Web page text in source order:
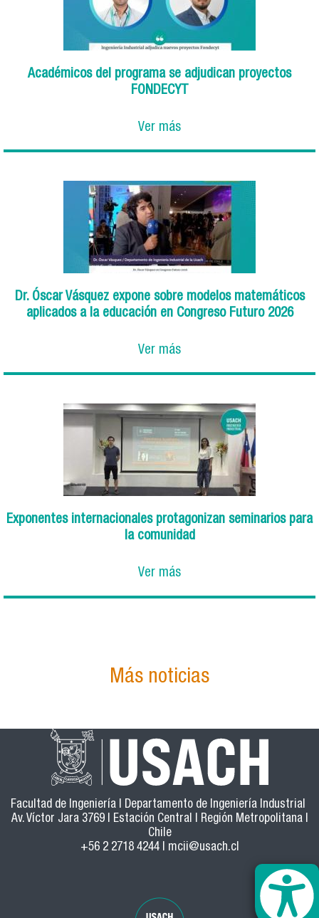
Académicos del programa se adjudican proyectos
FONDECYT
Ver más
Dr. Óscar Vásquez expone sobre modelos matemáticos
aplicados a la educación en Congreso Futuro 2026
Ver más
Exponentes internacionales protagonizan seminarios para
la comunidad
Ver más
Más noticias
Facultad de Ingeniería | Departamento de Ingeniería Industrial
Av. Víctor Jara 3769 | Estación Central | Región Metropolitana |
Chile
+56 2 2718 4244 | mcii@usach.cl